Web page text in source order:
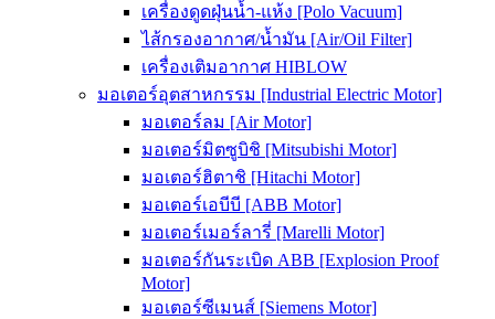
เครื่องดูดฝุ่นน้ำ-แห้ง [Polo Vacuum]
ไส้กรองอากาศ/น้ำมัน [Air/Oil Filter]
เครื่องเติมอากาศ HIBLOW
มอเตอร์อุตสาหกรรม [Industrial Electric Motor]
มอเตอร์ลม [Air Motor]
มอเตอร์มิตซูบิชิ [Mitsubishi Motor]
มอเตอร์ฮิตาชิ [Hitachi Motor]
มอเตอร์เอบีบี [ABB Motor]
มอเตอร์เมอร์ลารี่ [Marelli Motor]
มอเตอร์กันระเบิด ABB [Explosion Proof
Motor]
มอเตอร์ซีเมนส์ [Siemens Motor]